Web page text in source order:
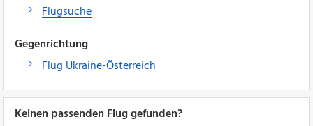
Flugsuche
Gegenrichtung
Flug Ukraine-Österreich
Keinen passenden Flug gefunden?